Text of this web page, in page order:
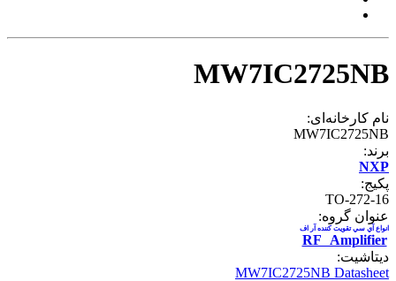
MW7IC2725NB
نام کارخانه‌ای:
MW7IC2725NB
برند:
NXP
پکیج:
TO-272-16
عنوان گروه:
RF Amplifier
انواع آي سي تقويت کننده آر اف
دیتاشیت:
MW7IC2725NB Datasheet